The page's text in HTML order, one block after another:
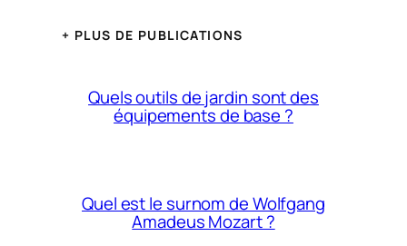
+ PLUS DE PUBLICATIONS
Quels outils de jardin sont des
équipements de base ?
Quel est le surnom de Wolfgang
Amadeus Mozart ?